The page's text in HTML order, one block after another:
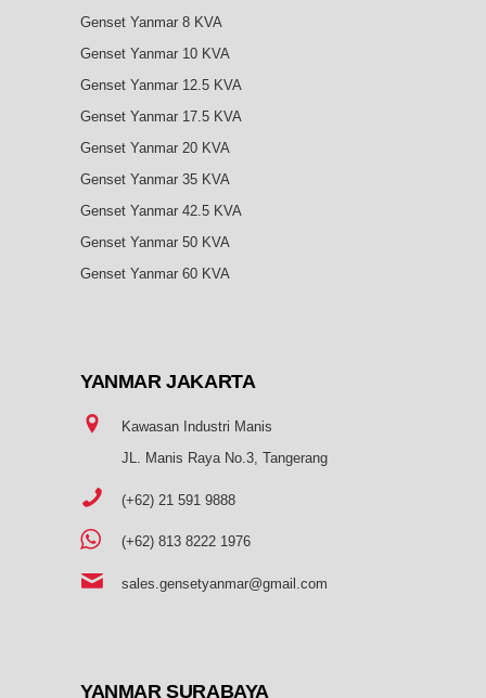
Genset Yanmar 8 KVA
Genset Yanmar 10 KVA
Genset Yanmar 12.5 KVA
Genset Yanmar 17.5 KVA
Genset Yanmar 20 KVA
Genset Yanmar 35 KVA
Genset Yanmar 42.5 KVA
Genset Yanmar 50 KVA
Genset Yanmar 60 KVA
YANMAR JAKARTA
Kawasan Industri Manis
JL. Manis Raya No.3, Tangerang
(+62) 21 591 9888
(+62) 813 8222 1976
sales.gensetyanmar@gmail.com
YANMAR SURABAYA